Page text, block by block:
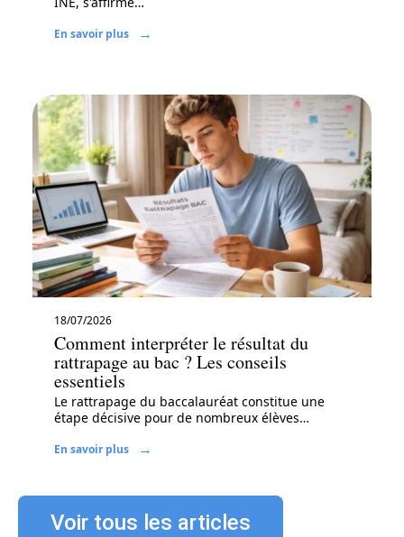
En savoir plus
18/07/2026
Comment interpréter le résultat du
rattrapage au bac ? Les conseils
essentiels
Le rattrapage du baccalauréat constitue une
étape décisive pour de nombreux élèves…
En savoir plus
Voir tous les articles